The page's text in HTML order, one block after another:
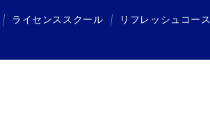
ライセンススクール リフレッシュコース